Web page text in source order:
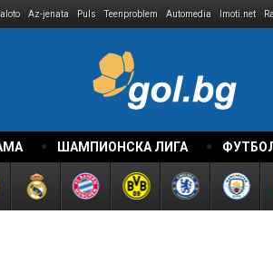
Az-jenata Puls Teenproblem Automedia Imoti.net
ШАМПИОНСКА ЛИГА